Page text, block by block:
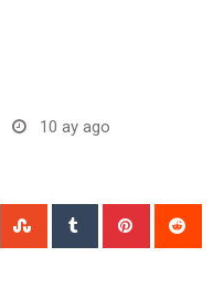
10 ay ago
WhatsappStumbleUpon
Tumblr Pinterest